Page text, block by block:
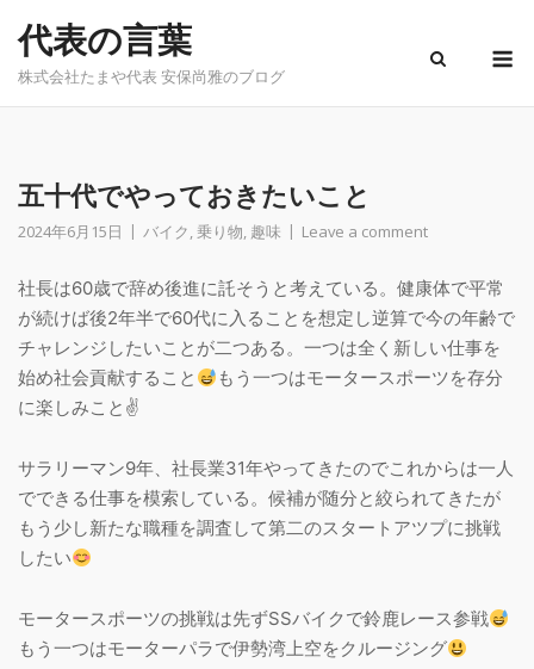
content
代表の言葉
株式会社たまや代表 安保尚雅のブログ
五十代でやっておきたいこと
2024年6月15日 バイク,乗り物, 趣味 Leave a comment
社長は60歳で辞め後進に託そうと考えている。健康体で平常
が続けば後2年半で60代に入ることを想定し逆算で今の年齢で
チャレンジしたいことが二つある。一つは全く新しい仕事を
始め社会貢献すること
もう一つはモータースポーツを存分
に楽しみこと✌
サラリーマン9年、社長業31年やってきたのでこれからは一人
でできる仕事を模索している。候補が随分と絞られてきたが
もう少し新たな職種を調査して第二のスタートアツプに挑戦
したい
モータースポーツの挑戦は先ずSSバイクで鈴鹿レース参戦
もう一つはモーターパラで伊勢湾上空をクルージング